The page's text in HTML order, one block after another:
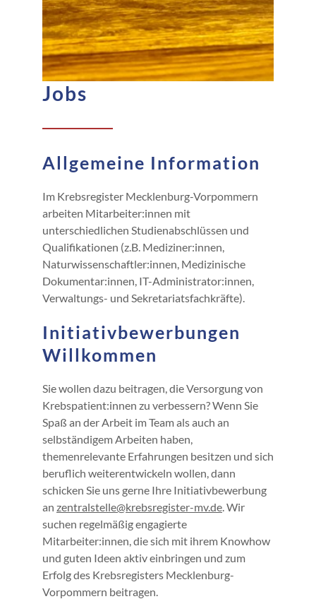
Jobs
Allgemeine Information
Im Krebsregister Mecklenburg-Vorpommern
arbeiten Mitarbeiter:innen mit
unterschiedlichen Studienabschlüssen und
Qualifikationen (z.B. Mediziner:innen,
Naturwissenschaftler:innen, Medizinische
Dokumentar:innen, IT-Administrator:innen,
Verwaltungs- und Sekretariatsfachkräfte).
Initiativbewerbungen
Willkommen
Sie wollen dazu beitragen, die Versorgung von
Krebspatient:innen zu verbessern? Wenn Sie
Spaß an der Arbeit im Team als auch an
selbständigem Arbeiten haben,
themenrelevante Erfahrungen besitzen und sich
beruflich weiterentwickeln wollen, dann
schicken Sie uns gerne Ihre Initiativbewerbung
an zentralstelle@krebsregister-mv.de. Wir
suchen regelmäßig engagierte
Mitarbeiter:innen, die sich mit ihrem Knowhow
und guten Ideen aktiv einbringen und zum
Erfolg des Krebsregisters Mecklenburg-
Vorpommern beitragen.